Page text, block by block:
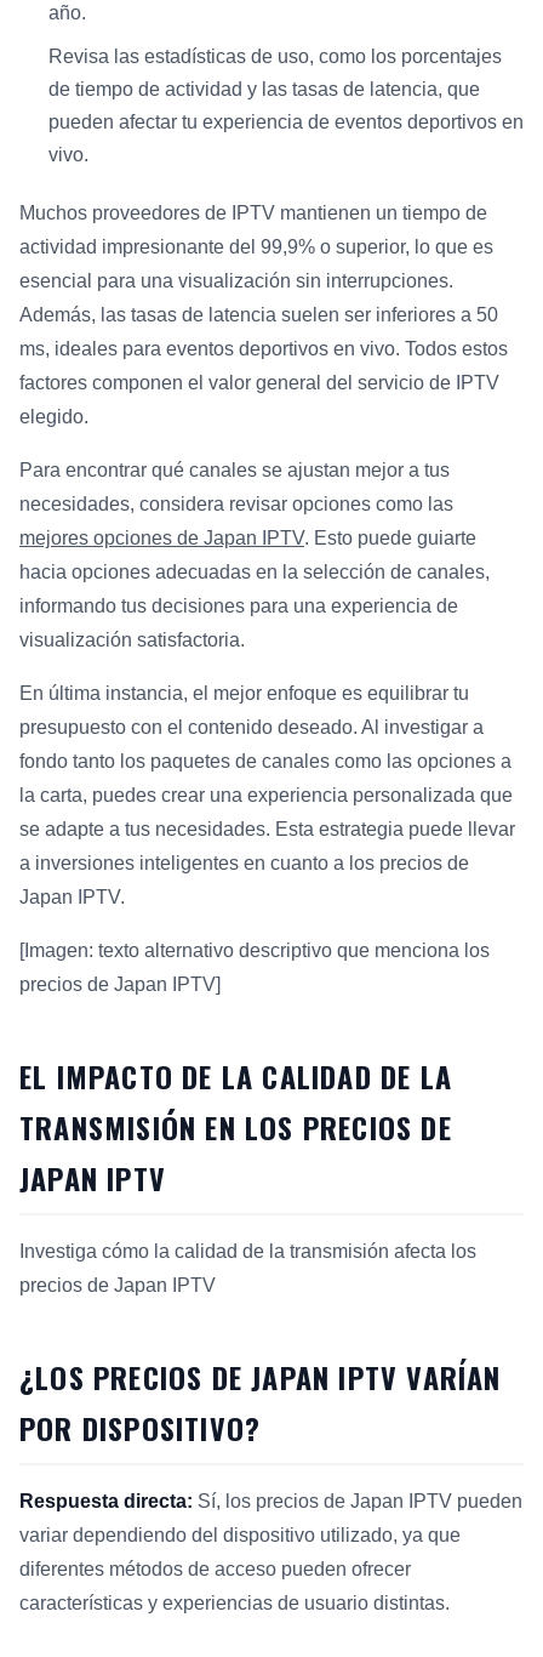
año.
Revisa las estadísticas de uso, como los porcentajes
de tiempo de actividad y las tasas de latencia, que
pueden afectar tu experiencia de eventos deportivos en
vivo.
Muchos proveedores de IPTV mantienen un tiempo de
actividad impresionante del 99,9% o superior, lo que es
esencial para una visualización sin interrupciones.
Además, las tasas de latencia suelen ser inferiores a 50
ms, ideales para eventos deportivos en vivo. Todos estos
factores componen el valor general del servicio de IPTV
elegido.
Para encontrar qué canales se ajustan mejor a tus
necesidades, considera revisar opciones como las
mejores opciones de Japan IPTV. Esto puede guiarte
hacia opciones adecuadas en la selección de canales,
informando tus decisiones para una experiencia de
visualización satisfactoria.
En última instancia, el mejor enfoque es equilibrar tu
presupuesto con el contenido deseado. Al investigar a
fondo tanto los paquetes de canales como las opciones a
la carta, puedes crear una experiencia personalizada que
se adapte a tus necesidades. Esta estrategia puede llevar
a inversiones inteligentes en cuanto a los precios de
Japan IPTV.
[Imagen: texto alternativo descriptivo que menciona los
precios de Japan IPTV]
EL IMPACTO DE LA CALIDAD DE LA
TRANSMISIÓN EN LOS PRECIOS DE
JAPAN IPTV
Investiga cómo la calidad de la transmisión afecta los
precios de Japan IPTV
¿LOS PRECIOS DE JAPAN IPTV VARÍAN
POR DISPOSITIVO?
Respuesta directa: Sí, los precios de Japan IPTV pueden
variar dependiendo del dispositivo utilizado, ya que
diferentes métodos de acceso pueden ofrecer
características y experiencias de usuario distintas.